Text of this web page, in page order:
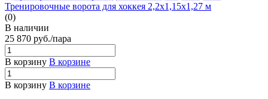
Тренировочные ворота для хоккея 2,2х1,15х1,27 м
(0)
В наличии
25 870 руб./пара
В корзину В корзине
В корзину В корзине